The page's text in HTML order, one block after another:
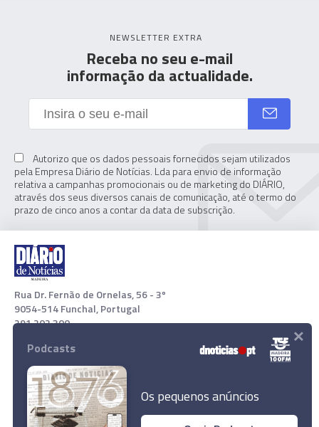
NEWSLETTER EXTRA
Receba no seu e-mail
informação da actualidade.
Autorizo que os dados pessoais fornecidos sejam utilizados
pela Empresa Diário de Notícias. Lda para envio de informação
relativa a campanhas promocionais ou de marketing do DIÁRIO,
através dos seus diversos canais de comunicação, até o termo do
prazo de cinco anos a contar da data de subscrição.
Rua Dr. Fernão de Ornelas, 56 - 3º
9054-514 Funchal, Portugal
291 202 300
Download App
Podcasts
Os pequenos anúncios
×